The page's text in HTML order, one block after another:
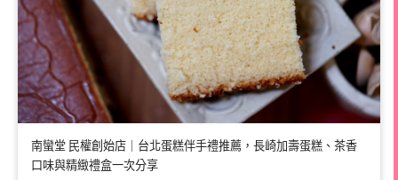
南蠻堂 民權創始店｜台北蛋糕伴手禮推薦，長崎加壽蛋糕、茶香
口味與精緻禮盒一次分享